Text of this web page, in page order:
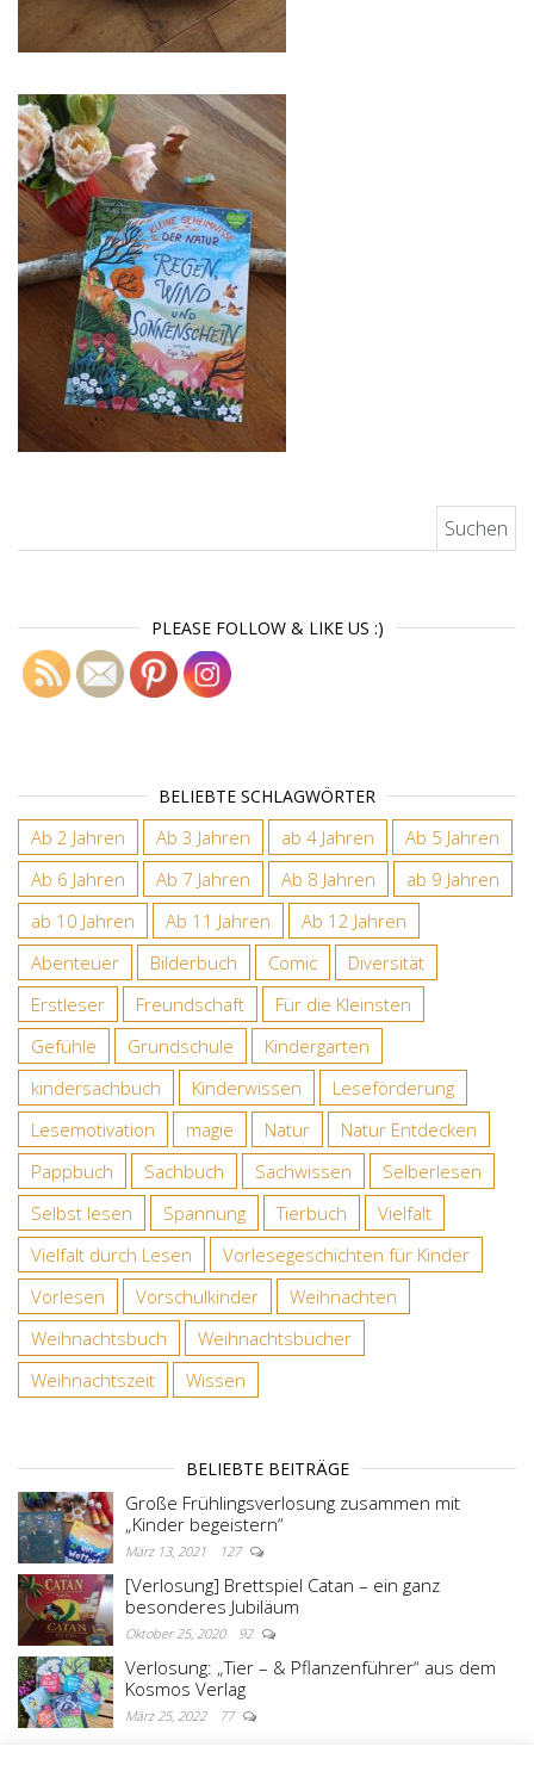
PLEASE FOLLOW & LIKE US :)
BELIEBTE SCHLAGWÖRTER
Ab 2 Jahren Ab 3 Jahren ab 4 Jahren
Ab 5 Jahren
Ab 6 Jahren
Ab 7 Jahren Ab 8 Jahren
ab 9 Jahren
ab 10 Jahren
Ab 11 Jahren
Ab 12 Jahren
Abenteuer
Bilderbuch Comic
Diversität
Erstleser
Freundschaft
Für die Kleinsten
Gefühle
Grundschule
Kindergarten
kindersachbuch
Kinderwissen
Leseförderung
Lesemotivation
magie Natur
Natur Entdecken
Pappbuch
Sachbuch Sachwissen
Selberlesen
Selbst lesen
Spannung Tierbuch
Vielfalt
Vielfalt durch Lesen
Vorlesegeschichten für Kinder
Vorlesen
Vorschulkinder
Weihnachten
Weihnachtsbuch
Weihnachtsbücher
Weihnachtszeit
Wissen
BELIEBTE BEITRÄGE
Große Frühlingsverlosung zusammen mit
„Kinder begeistern“
März 13, 2021 127
[Verlosung] Brettspiel Catan – ein ganz
besonderes Jubiläum
Oktober 25, 2020 92
Verlosung: „Tier – & Pflanzenführer“ aus dem
Kosmos Verlag
März 25, 2022 77